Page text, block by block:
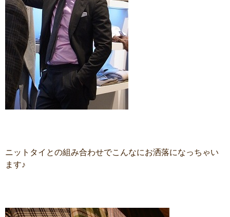
ニットタイとの組み合わせでこんなにお洒落になっちゃい
ます♪